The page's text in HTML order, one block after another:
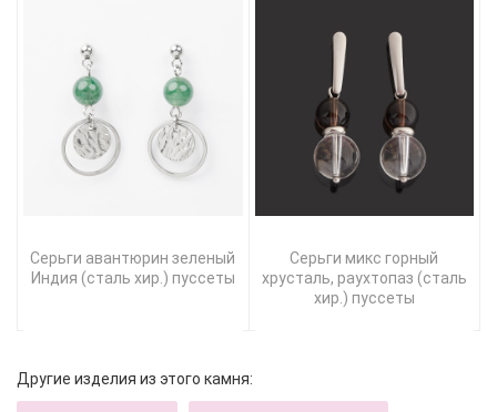
Серьги авантюрин зеленый
Индия (сталь хир.) пуссеты
Серьги микс горный
хрусталь, раухтопаз (сталь
хир.) пуссеты
Другие изделия из этого камня: